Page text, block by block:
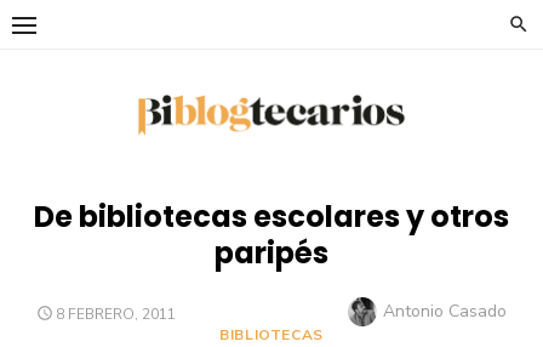
Saltar
De bibliotecas escolares y otros
paripés
PUBLICADO
8 FEBRERO, 2011 Autor
Antonio Casado
BIBLIOTECAS